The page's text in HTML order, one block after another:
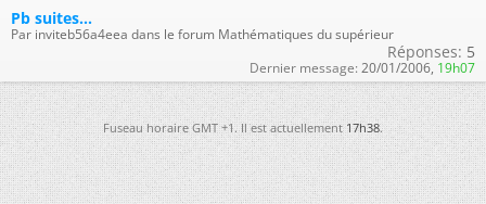
Pb suites...
Par inviteb56a4eea dans le forum Mathématiques du supérieur
Réponses: 5
Dernier message: 20/01/2006, 19h07
Fuseau horaire GMT +1. Il est actuellement 17h38.